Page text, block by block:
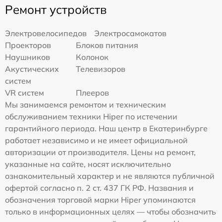
Ремонт устройств
Электровелосипедов
Электросамокатов
Проекторов
Блоков питания
Наушников
Колонок
Акустических
систем
Телевизоров
VR систем
Плееров
Мы занимаемся ремонтом и техническим
обслуживанием техники Hiper по истечении
гарантийного периода. Наш центр в Екатеринбурге
работает независимо и не имеет официальной
авторизации от производителя. Цены на ремонт,
указанные на сайте, носят исключительно
ознакомительный характер и не являются публичной
офертой согласно п. 2 ст. 437 ГК РФ. Названия и
обозначения торговой марки Hiper упоминаются
только в информационных целях — чтобы обозначить